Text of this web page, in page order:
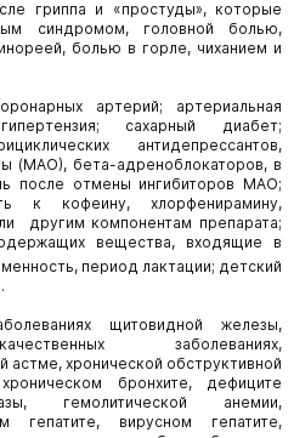
гриппа и «простуды», которые
синдромом, головной болью,
болью в горле, чиханием и
артерий; артериальная
сахарный диабет;
антидепрессантов,
(МАО), бета-адреноблокаторов, в
после отмены ингибиторов МАО;
к кофеину, хлорфенирамину,
другим компонентам препарата;
вещества, входящие в
период лактации; детский
щитовидной железы,
заболеваниях,
хронической обструктивной
бронхите, дефиците
гемолитической анемии,
гепатите, вирусном гепатите,